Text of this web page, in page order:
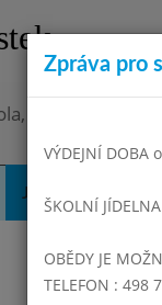
Hradec
Jídelní lístek
Zpráva pro
VÝDEJNÍ
ŠKOLNÍ
OBĚDY JE
TELEFON : 498